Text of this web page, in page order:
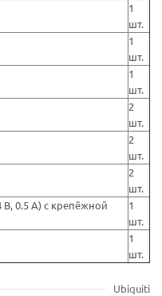
1
шт.
1
шт.
1
шт.
2
шт.
2
шт.
2
шт.
В, 0.5 А) с крепёжной
1
шт.
1
шт.
Ubiquiti